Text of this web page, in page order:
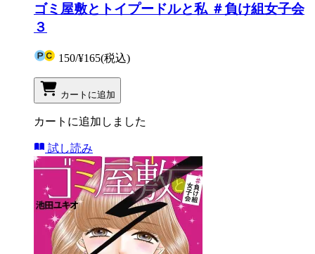
ゴミ屋敷とトイプードルと私 ＃負け組女子会
３
150/¥165(税込)
カートに追加
カートに追加しました
試し読み